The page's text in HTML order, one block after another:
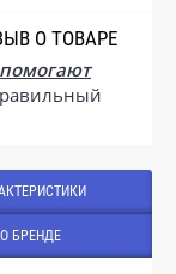
О ТОВАРЕ
О БРЕНДЕ